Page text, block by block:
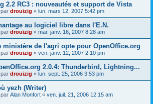
2.2 RC3 : nouveautés et support de Vista
drouizig « lun. mars 12, 2007 5:42 pm
au logiciel libre dans l'E.N.
drouizig « mar. janv. 16, 2007 8:28 am
ministère de l'agri opte pour OpenOffice.org
drouizig « ven. janv. 12, 2007 2:10 pm
2.0.4: Thunderbird, Lightning...
drouizig « lun. sept. 25, 2006 3:53 pm
yezh (Writer)
Alan Monfort « ven. juil. 21, 2006 12:15 am